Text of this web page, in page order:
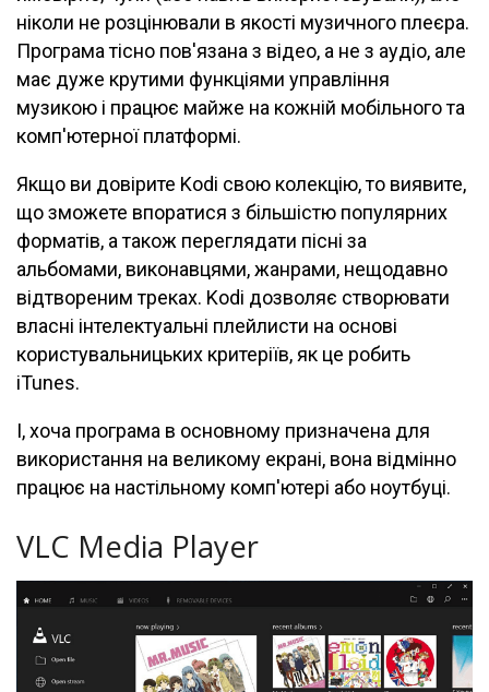
ніколи не розцінювали в якості музичного плеєра.
Програма тісно пов'язана з відео, а не з аудіо, але
має дуже крутими функціями управління
музикою і працює майже на кожній мобільного та
комп'ютерної платформі.
Якщо ви довірите Kodi свою колекцію, то виявите,
що зможете впоратися з більшістю популярних
форматів, а також переглядати пісні за
альбомами, виконавцями, жанрами, нещодавно
відтвореним треках. Kodi дозволяє створювати
власні інтелектуальні плейлисти на основі
користувальницьких критеріїв, як це робить
iTunes.
І, хоча програма в основному призначена для
використання на великому екрані, вона відмінно
працює на настільному комп'ютері або ноутбуці.
VLC Media Player